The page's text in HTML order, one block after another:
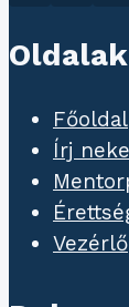
Oldalak
Főoldal
Írj